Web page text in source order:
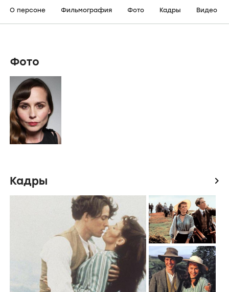
О персоне Фильмография Фото Кадры Видео
Фото
Кадры icon